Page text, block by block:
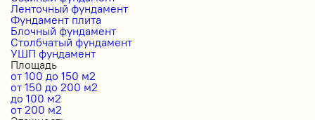
Ленточный фундамент
Фундамент плита
Блочный фундамент
Столбчатый фундамент
УШП фундамент
Площадь
от 100 до 150 м2
от 150 до 200 м2
до 100 м2
от 200 м2